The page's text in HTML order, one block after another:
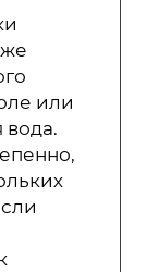
или
вода.